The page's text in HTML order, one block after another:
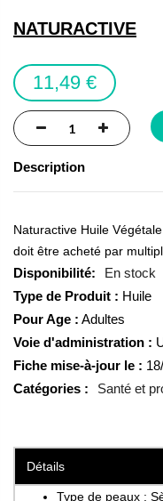
images
NATURACTIVE
11,49 €
Description
Naturactive Huile
doit être acheté par
En stock
Type de Produit : Huile
Pour Age : Adultes
Voie d'administration :
Fiche mise-à-jour le :
Catégories :
Santé et
Détails
Type de peaux :